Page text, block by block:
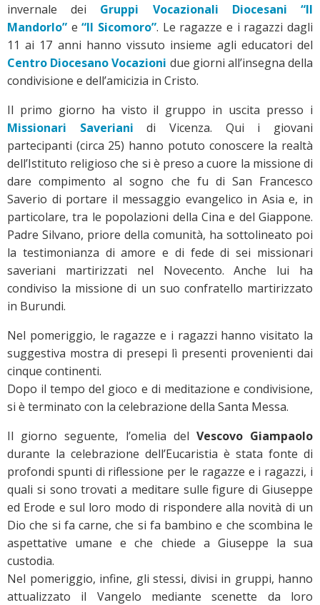
invernale dei Gruppi Vocazionali Diocesani “Il
Mandorlo” e“Il Sicomoro”. Le ragazze e i ragazzi dagli
11 ai 17 anni hanno vissuto insieme agli educatori del
Centro Diocesano Vocazioni due giorni all’insegna della
condivisione e dell’amicizia in Cristo.
Il primo giorno ha visto il gruppo in uscita presso i
Missionari Saveriani di Vicenza. Qui i giovani
partecipanti (circa 25) hanno potuto conoscere la realtà
dell’Istituto religioso che si è preso a cuore la missione di
dare compimento al sogno che fu di San Francesco
Saverio di portare il messaggio evangelico in Asia e, in
particolare, tra le popolazioni della Cina e del Giappone.
Padre Silvano, priore della comunità, ha sottolineato poi
la testimonianza di amore e di fede di sei missionari
saveriani martirizzati nel Novecento. Anche lui ha
condiviso la missione di un suo confratello martirizzato
in Burundi.
Nel pomeriggio, le ragazze e i ragazzi hanno visitato la
suggestiva mostra di presepi lì presenti provenienti dai
cinque continenti.
Dopo il tempo del gioco e di meditazione e condivisione,
si è terminato con la celebrazione della Santa Messa.
Il giorno seguente, l’omelia del Vescovo Giampaolo
durante la celebrazione dell’Eucaristia è stata fonte di
profondi spunti di riflessione per le ragazze e i ragazzi, i
quali si sono trovati a meditare sulle figure di Giuseppe
ed Erode e sul loro modo di rispondere alla novità di un
Dio che si fa carne, che si fa bambino e che scombina le
aspettative umane e che chiede a Giuseppe la sua
custodia.
Nel pomeriggio, infine, gli stessi, divisi in gruppi, hanno
attualizzato il Vangelo mediante scenette da loro